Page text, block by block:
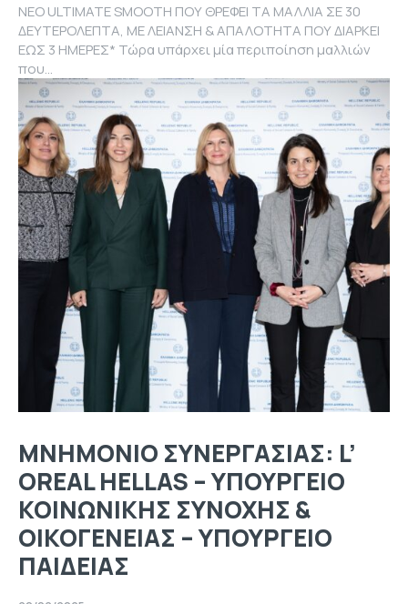
NEΟ ULTIMATE SMOOTH ΠΟΥ ΘΡΕΦΕΙ ΤΑ ΜΑΛΛΙΑ ΣΕ 30
ΔΕΥΤΕΡΟΛΕΠΤΑ, ΜΕ ΛΕΙΑΝΣΗ & ΑΠΑΛΟΤΗΤΑ ΠΟΥ ΔΙΑΡΚΕΙ
ΕΩΣ 3 ΗΜΕΡΕΣ* Τώρα υπάρχει μία περιποίηση μαλλιών
που...
ΜΝΗΜΟΝΙΟ ΣΥΝΕΡΓΑΣΙΑΣ: L’
OREAL HELLAS – ΥΠΟΥΡΓΕΙΟ
ΚΟΙΝΩΝΙΚΗΣ ΣΥΝΟΧΗΣ &
ΟΙΚΟΓΕΝΕΙΑΣ – ΥΠΟΥΡΓΕΙΟ
ΠΑΙΔΕΙΑΣ